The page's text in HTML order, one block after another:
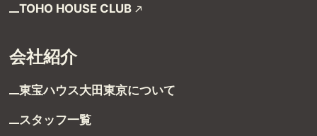
TOHO HOUSE CLUB
会社紹介
東宝ハウス大田東京について
スタッフ一覧
受付時間 9:00～21:00
TEL：03-6629-4880
FAX：03-5711-8828